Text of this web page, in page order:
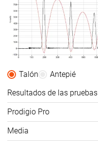
Talón
Antepié
Resultados de las pruebas
Prodigio Pro
Media